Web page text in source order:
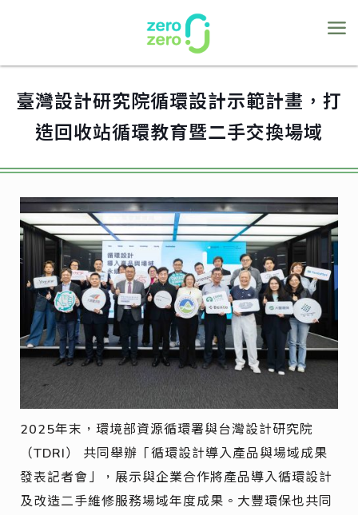
臺灣設計研究院循環設計示範計畫，打
造回收站循環教育暨二手交換場域
2025年末，環境部資源循環署與台灣設計研究院
（TDRI） 共同舉辦「循環設計導入產品與場域成果
發表記者會」，展示與企業合作將產品導入循環設計
及改造二手維修服務場域年度成果。大豐環保也共同